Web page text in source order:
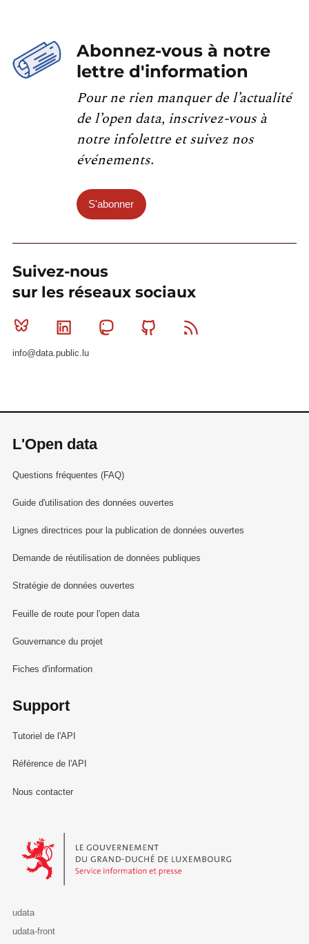
Abonnez-vous à notre
lettre d'information
Pour ne rien manquer de l’actualité
de l’open data, inscrivez-vous à
notre infolettre et suivez nos
événements.
S'abonner
Suivez-nous
sur les réseaux sociaux
Bluesky Linkedin MastodonGithub
info@data.public.lu
L'Open data
Questions fréquentes (FAQ)
Guide d'utilisation des données ouvertes
Lignes directrices pour la publication de données ouvertes
Demande de réutilisation de données publiques
Stratégie de données ouvertes
Feuille de route pour l'open data
Gouvernance du projet
Fiches d'information
Support
Tutoriel de l'API
Référence de l'API
Nous contacter
Le Gouvernement du Grand-Duché de Luxembourg - Service
udata
udata-front